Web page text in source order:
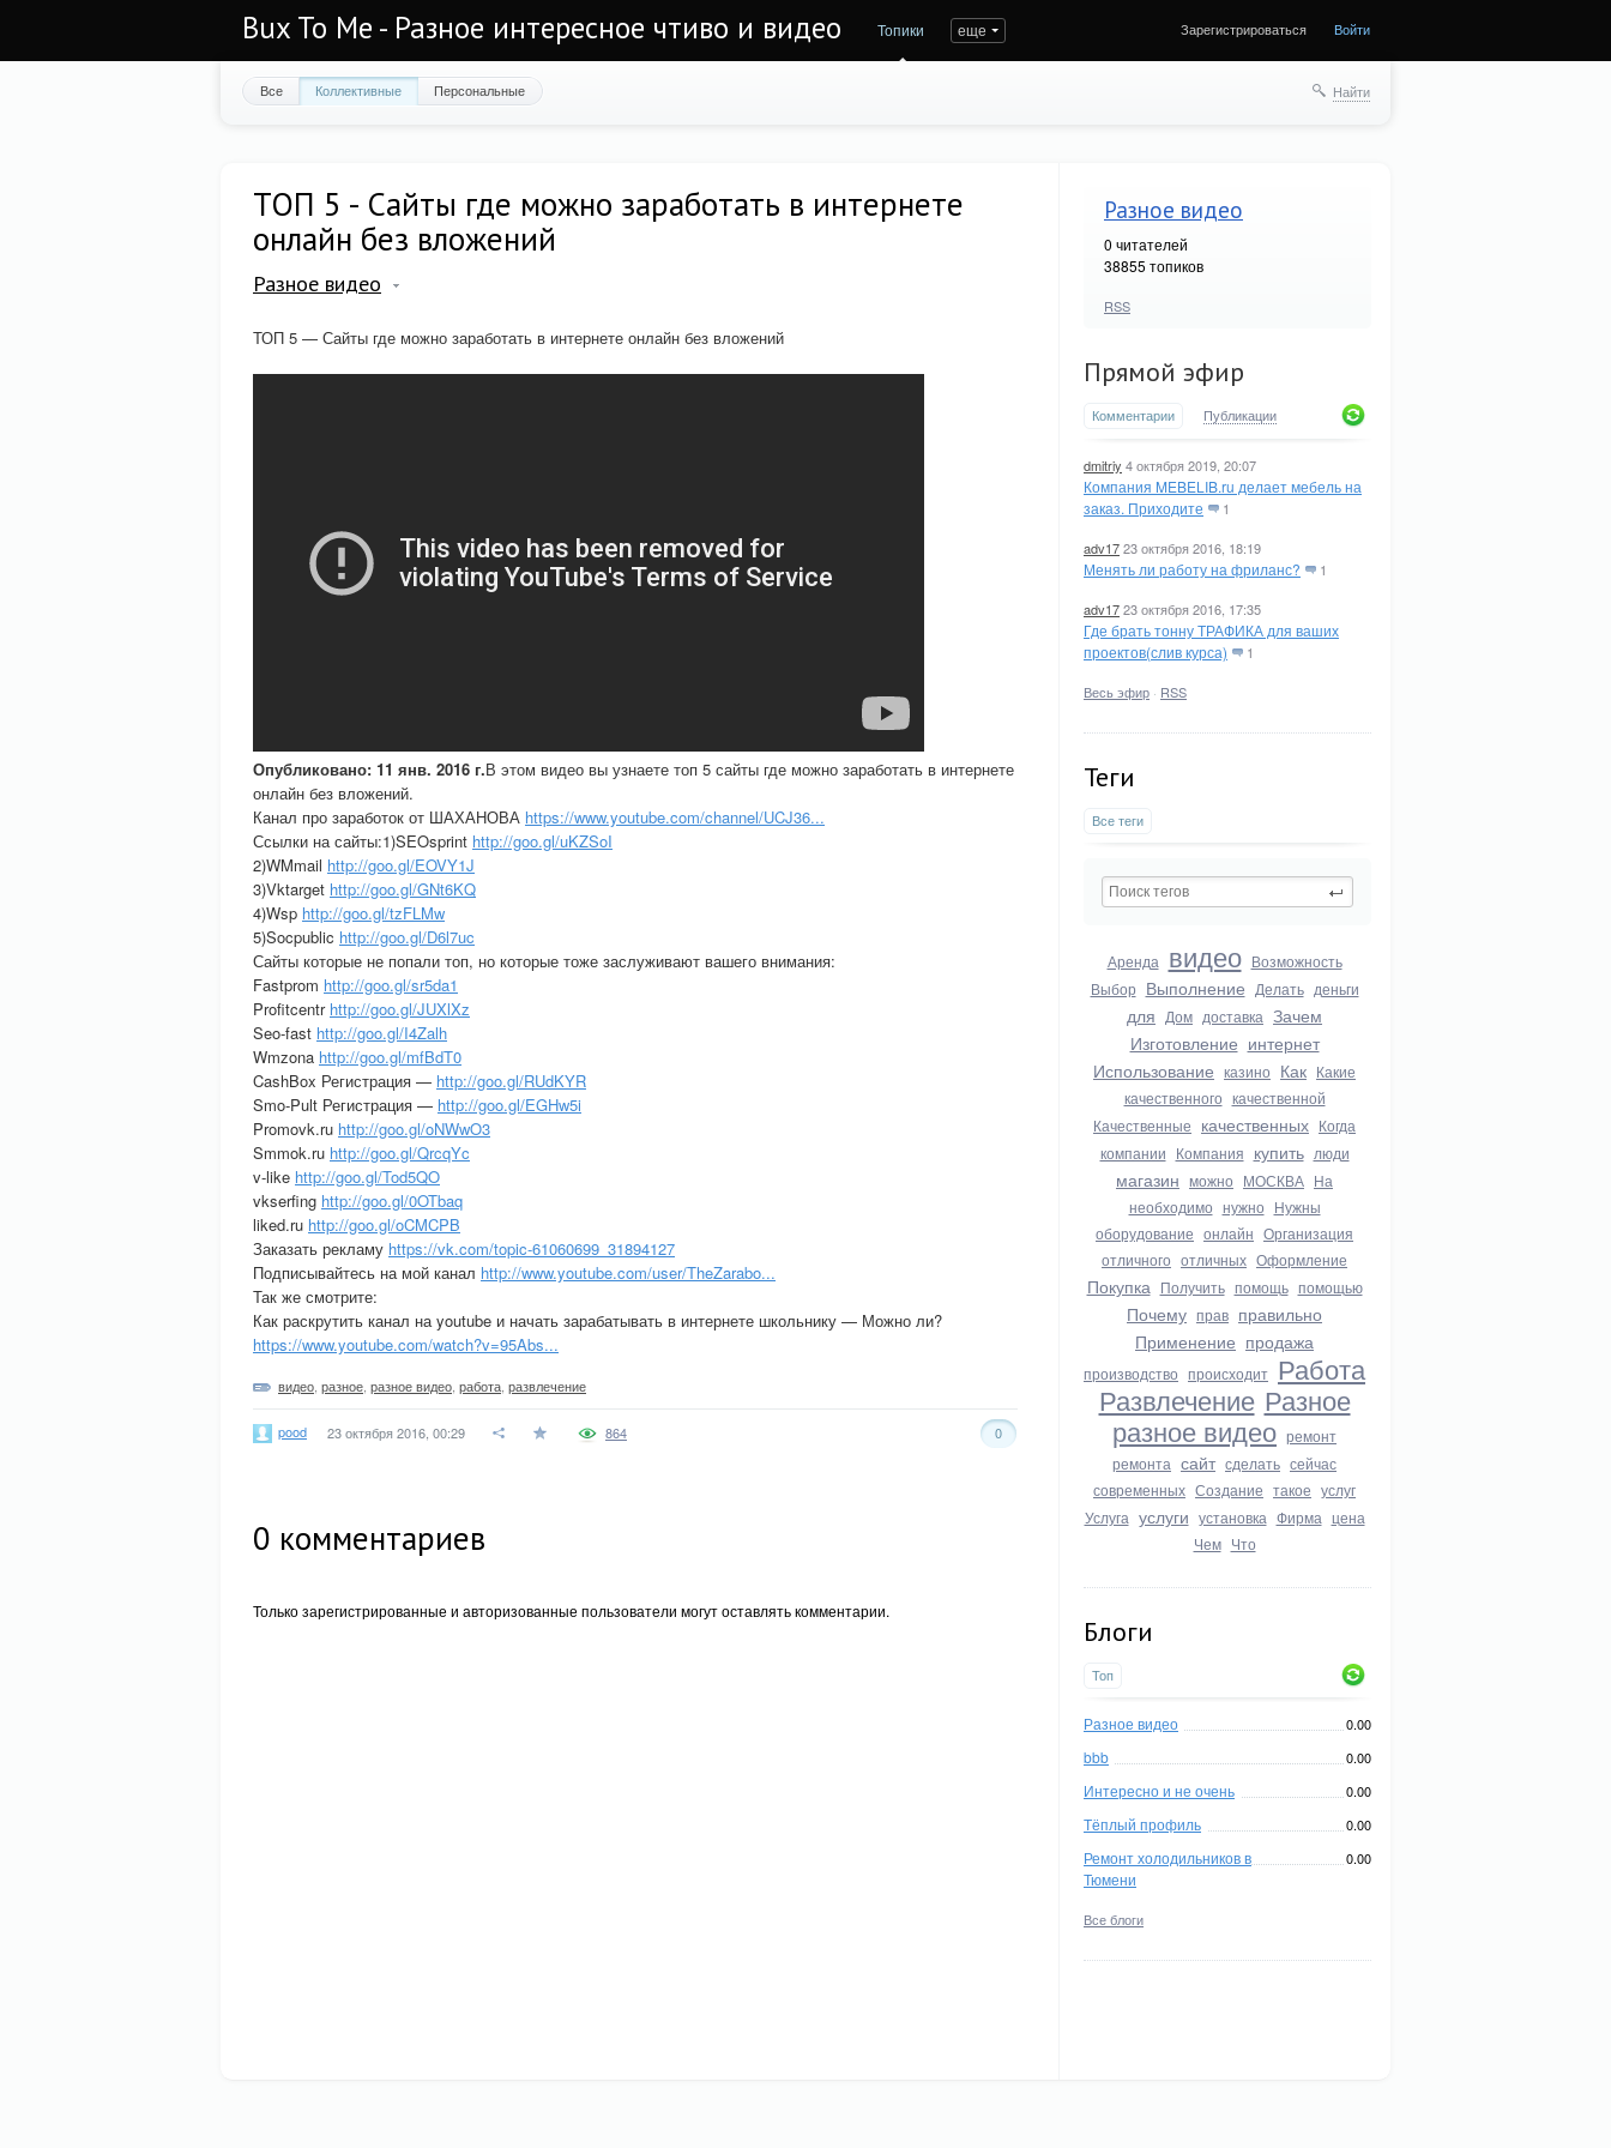
Bux To Me - Разное интересное чтиво и видео Топики еще Зарегистрироваться Войти
Все Коллективные Персональные Найти
Разное видео
0 читателей
38855 топиков
RSS
Прямой эфир
Комментарии Публикации
dmitriy 4 октября 2019, 20:07
Компания MEBELIB.ru делает мебель на
заказ. Приходите
1
adv1723 октября 2016, 18:19
Менять ли работу на фриланс? 1
adv1723 октября 2016, 17:35
Где брать тонну ТРАФИКА для ваших
проектов(слив курса)
1
Весь эфир · RSS
Теги
Все теги
Аренда видео Возможность
Выбор Выполнение Делать деньги
для Дом доставка Зачем
Изготовление интернет
Использование казино Как Какие
качественного качественной
Качественные качественных Когда
компании Компания купить люди
магазин можно МОСКВА На
необходимо нужно Нужны
оборудование онлайн Организация
отличного отличных Оформление
Покупка Получить помощь помощью
Почему прав правильно
Применение продажа
производство происходит Работа
Развлечение Разное
разное видео ремонт
ремонта сайт сделать сейчас
современных Создание такое услуг
Услуга услуги установка Фирма цена
Чем Что
Блоги
Топ
Разное видео 0.00
bbb 0.00
Интересно и не очень 0.00
Тёплый профиль 0.00
Ремонт холодильников в
Тюмени
0.00
Все блоги
ТОП 5 - Сайты где можно заработать в интернете
онлайн без вложений
Разное видео
ТОП 5 — Сайты где можно заработать в интернете онлайн без вложений
Опубликовано: 11 янв. 2016 г.В этом видео вы узнаете топ 5 сайты где можно заработать в интернете
онлайн без вложений.
Канал про заработок от ШАХАНОВА https://www.youtube.com/channel/UCJ36...
Ссылки на сайты:1)SEOsprint http://goo.gl/uKZSoI
2)WMmail http://goo.gl/EOVY1J
3)Vktarget http://goo.gl/GNt6KQ
4)Wsp http://goo.gl/tzFLMw
5)Socpublic http://goo.gl/D6l7uc
Сайты которые не попали топ, но которые тоже заслуживают вашего внимания:
Fastprom http://goo.gl/sr5da1
Profitcentr http://goo.gl/JUXlXz
Seo-fast http://goo.gl/I4Zalh
Wmzona http://goo.gl/mfBdT0
CashBox Регистрация — http://goo.gl/RUdKYR
Smo-Pult Регистрация — http://goo.gl/EGHw5i
Promovk.ru http://goo.gl/oNWwO3
Smmok.ru http://goo.gl/QrcqYc
v-like http://goo.gl/Tod5QO
vkserfing http://goo.gl/0OTbaq
liked.ru http://goo.gl/oCMCPB
Заказать рекламу https://vk.com/topic-61060699_31894127
Подписывайтесь на мой канал http://www.youtube.com/user/TheZarabo...
Так же смотрите:
Как раскрутить канал на youtube и начать зарабатывать в интернете школьнику — Можно ли?
https://www.youtube.com/watch?v=95Abs...
видео разное разное видео работа развлечение
pood 23 октября 2016, 00:29 0
864
0 комментариев
Только зарегистрированные и авторизованные пользователи могут оставлять комментарии.